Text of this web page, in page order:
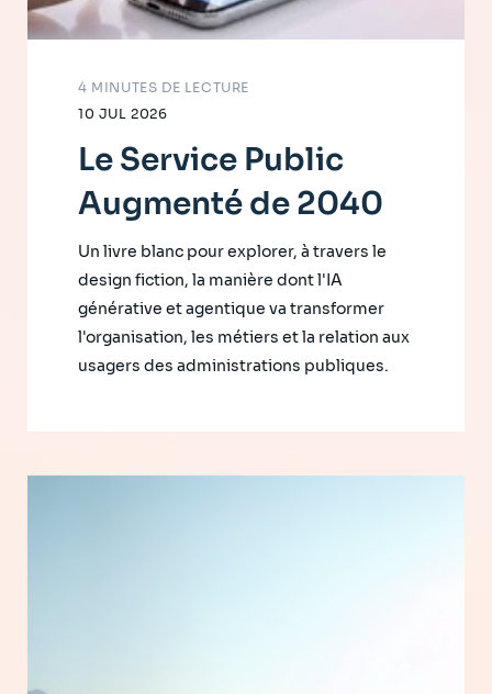
10 JUL 2026
4 MINUTES DE LECTURE
Le Service Public
Augmenté de 2040
Un livre blanc pour explorer, à travers le
design fiction, la manière dont l'IA
générative et agentique va transformer
l'organisation, les métiers et la relation aux
usagers des administrations publiques.